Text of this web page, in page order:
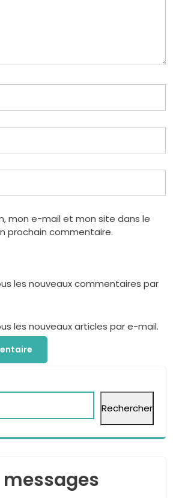
mon e-mail et mon site dans le
prochain commentaire.
les nouveaux commentaires par
les nouveaux articles par e-mail.
Rechercher